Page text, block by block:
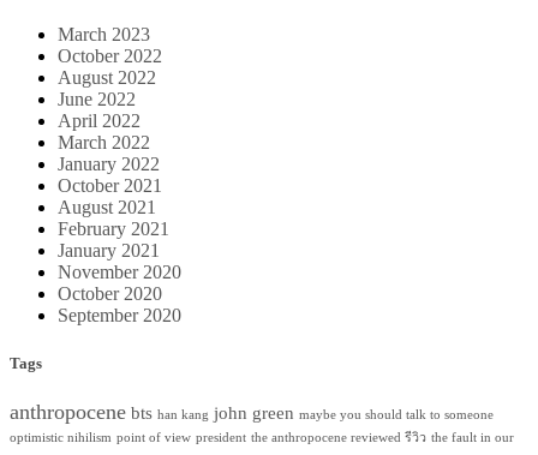
March 2023
October 2022
August 2022
June 2022
April 2022
March 2022
January 2022
October 2021
August 2021
February 2021
January 2021
November 2020
October 2020
September 2020
Tags
anthropocene bts han kang john green maybe you should talk to someone
optimistic nihilism point of view president the anthropocene reviewed รีวิว the fault in our